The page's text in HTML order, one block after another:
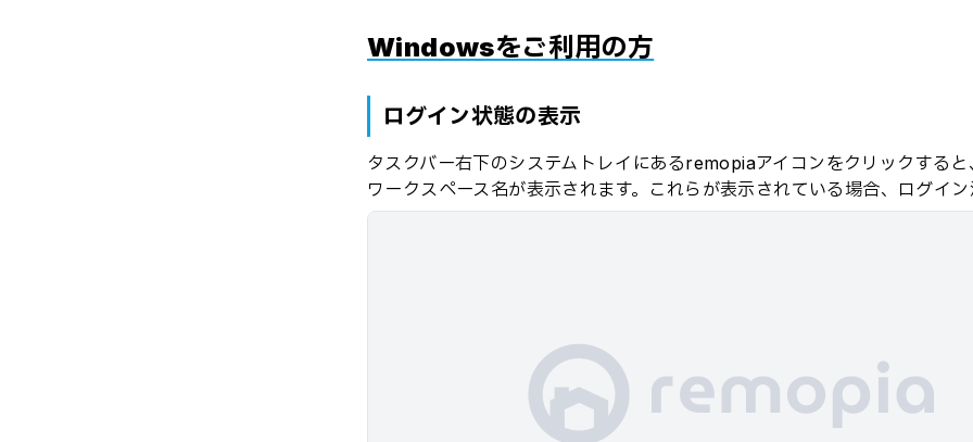
Windowsをご利用の方
ログイン状態の表示
タスクバー右下のシステムトレイにあるremopiaアイコンをクリックする
ワークスペース名が表示されます。これらが表示されている場合、ログイ